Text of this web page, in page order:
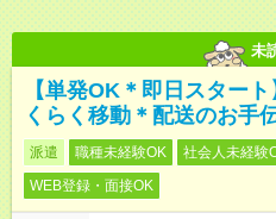
未
【単発OK＊即日スター
くらく移動＊配送のお手
派遣 職種未経験OK 社会人未経験
WEB登録・面接OK